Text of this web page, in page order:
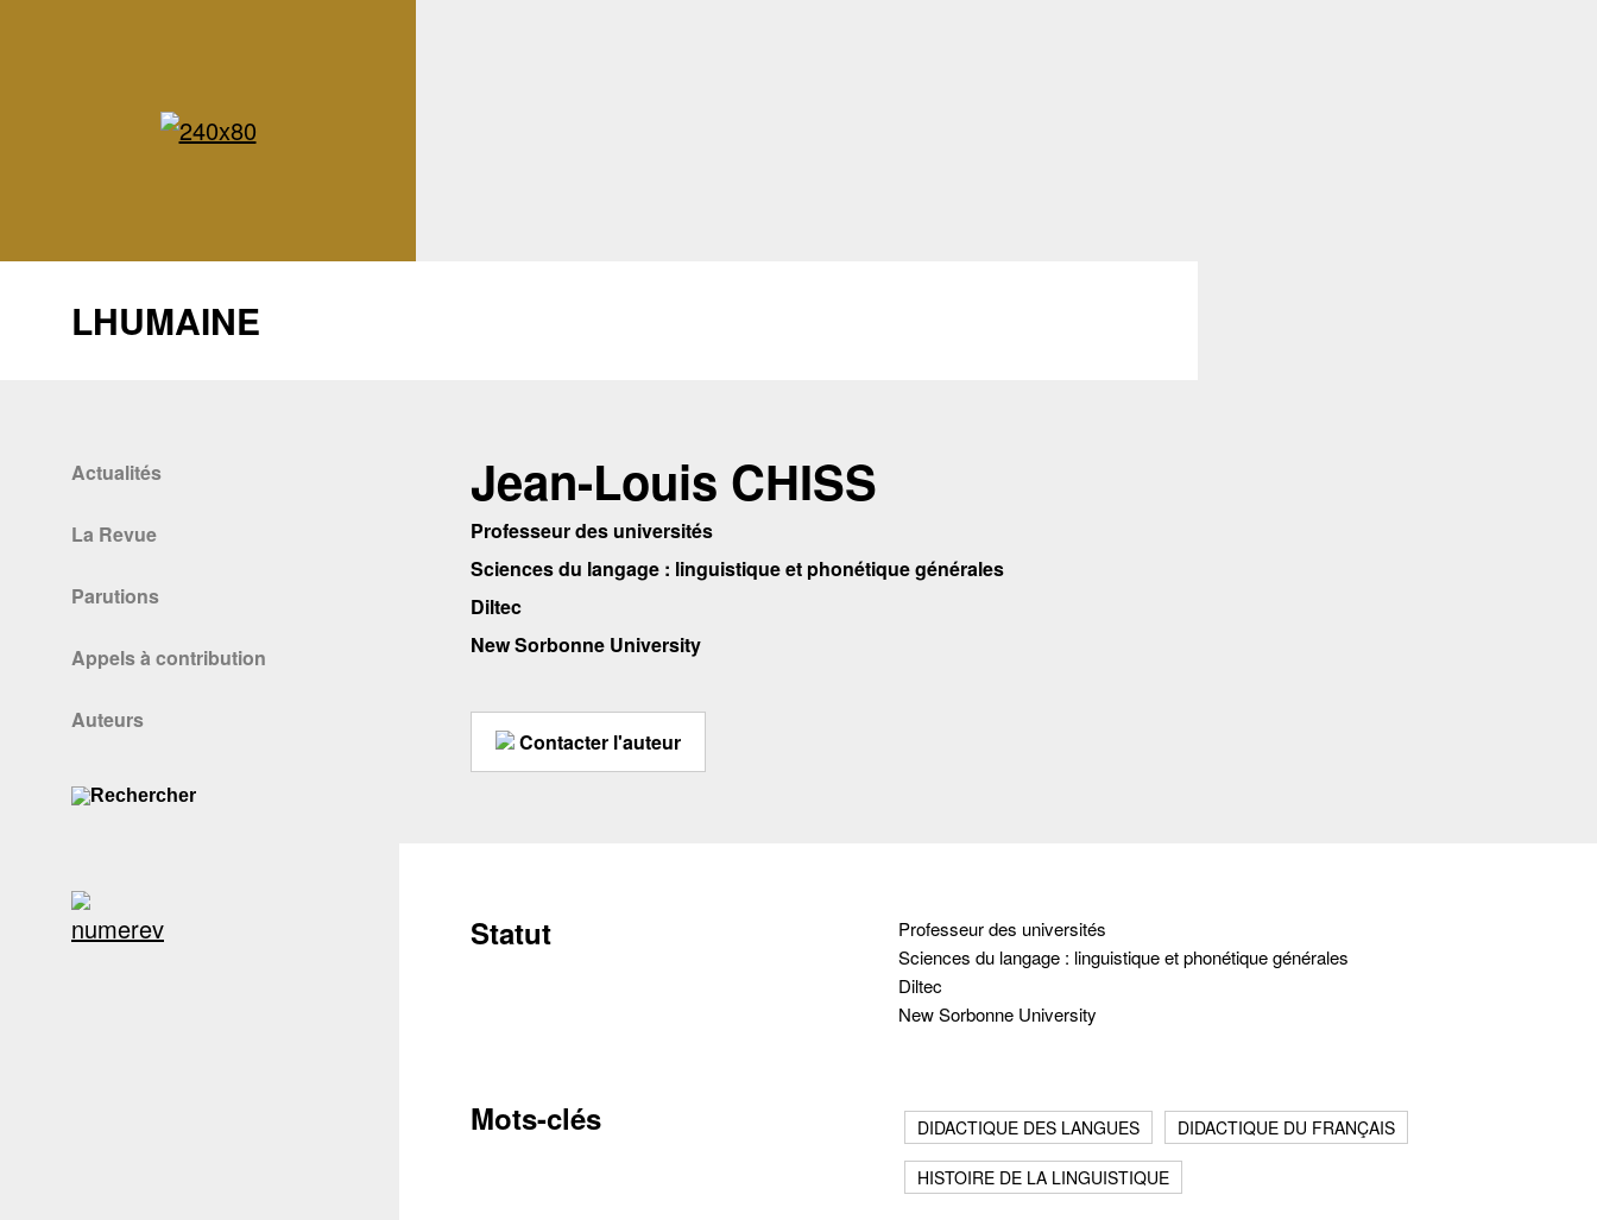
LHUMAINE
Actualités
La Revue
Parutions
Appels à contribution
Auteurs
Jean-Louis CHISS
Professeur des universités
Sciences du langage : linguistique et phonétique générales
Diltec
New Sorbonne University
Contacter l'auteur
Statut
Professeur des universités
Sciences du langage : linguistique et phonétique générales
Diltec
New Sorbonne University
Mots-clés DIDACTIQUE DES LANGUES DIDACTIQUE DU FRANÇAIS
HISTOIRE DE LA LINGUISTIQUE